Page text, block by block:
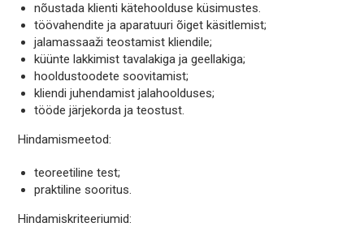
nõustada klienti kätehoolduse küsimustes.
töövahendite ja aparatuuri õiget käsitlemist;
jalamassaaži teostamist kliendile;
küünte lakkimist tavalakiga ja geellakiga;
hooldustoodete soovitamist;
kliendi juhendamist jalahoolduses;
tööde järjekorda ja teostust.
Hindamismeetod:
teoreetiline test;
praktiline sooritus.
Hindamiskriteeriumid: